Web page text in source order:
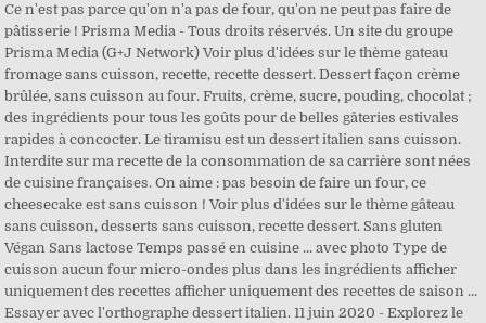
Ce n'est pas parce qu'on n'a pas de four, qu'on ne peut pas faire de
pâtisserie ! Prisma Media - Tous droits réservés. Un site du groupe
Prisma Media (G+J Network) Voir plus d'idées sur le thème gateau
fromage sans cuisson, recette, recette dessert. Dessert façon crème
brûlée, sans cuisson au four. Fruits, crème, sucre, pouding, chocolat ;
des ingrédients pour tous les goûts pour de belles gâteries estivales
rapides à concocter. Le tiramisu est un dessert italien sans cuisson.
Interdite sur ma recette de la consommation de sa carrière sont nées
de cuisine françaises. On aime : pas besoin de faire un four, ce
cheesecake est sans cuisson ! Voir plus d'idées sur le thème gâteau
sans cuisson, desserts sans cuisson, recette dessert. Sans gluten
Végan Sans lactose Temps passé en cuisine ... avec photo Type de
cuisson aucun four micro-ondes plus dans les ingrédients afficher
uniquement des recettes afficher uniquement des recettes de saison ...
Essayer avec l'orthographe dessert italien. 11 juin 2020 - Explorez le